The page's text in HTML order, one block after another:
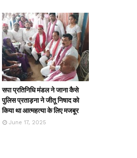
सपा प्रतिनिधि मंडल ने जाना कैसे
पुलिस प्रताड़ना ने जीतू निषाद को
किया था आत्महत्या के लिए मजबूर
June 17, 2025